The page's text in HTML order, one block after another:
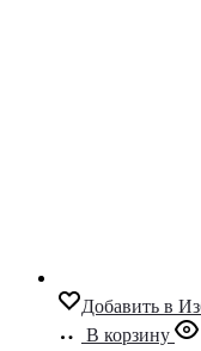
Добавить в
В корзину